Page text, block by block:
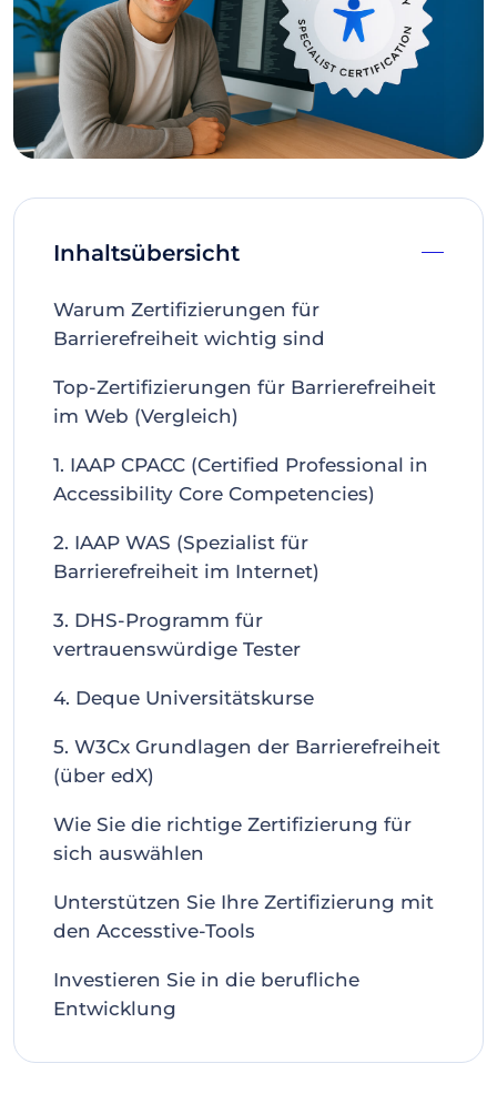
Inhaltsübersicht
Warum Zertifizierungen für
Barrierefreiheit wichtig sind
Top-Zertifizierungen für Barrierefreiheit
im Web (Vergleich)
1. IAAP CPACC (Certified Professional in
Accessibility Core Competencies)
2. IAAP WAS (Spezialist für
Barrierefreiheit im Internet)
3. DHS-Programm für
vertrauenswürdige Tester
4. Deque Universitätskurse
5. W3Cx Grundlagen der Barrierefreiheit
(über edX)
Wie Sie die richtige Zertifizierung für
sich auswählen
Unterstützen Sie Ihre Zertifizierung mit
den Accesstive-Tools
Investieren Sie in die berufliche
Entwicklung